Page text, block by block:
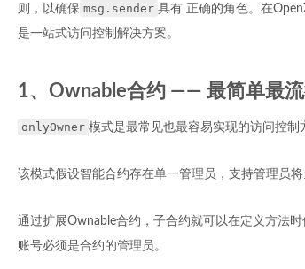
则，以确保 msg.sender 具有 正确的角色。在
是一站式访问控制解决方案。
1、Ownable合约 —— 最简单最
onlyOwner 模式是最常见也最容易实现的访问控制
该模式假设智能合约存在单一管理员，支持管理员将
通过扩展Ownable合约，子合约就可以在定义方法时
账号必须是合约的管理员。